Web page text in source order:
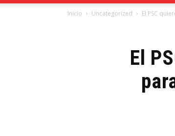
Inicio Uncategorized El PSC
El